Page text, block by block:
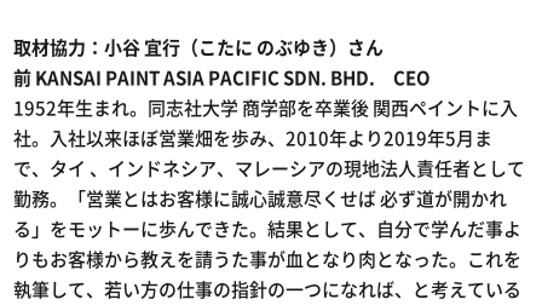
取材協力：小谷 宜行（こたに のぶゆき）さん
前 KANSAI PAINT ASIA PACIFIC SDN. BHD. CEO
1952年生まれ。同志社大学 商学部を卒業後 関西ペイントに入
社。入社以来ほぼ営業畑を歩み、2010年より2019年5月ま
で、タイ 、インドネシア、マレーシアの現地法人責任者として
勤務。「営業とはお客様に誠心誠意尽くせば 必ず道が開かれ
る」をモットーに歩んできた。結果として、自分で学んだ事よ
りもお客様から教えを請うた事が血となり肉となった。これを
執筆して、若い方の仕事の指針の一つになれば、と考えている